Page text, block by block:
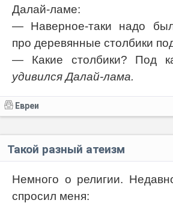
Далай-ламе:
— Наверное-таки надо
про деревянные столбики
— Какие столбики? Под
удивился Далай-лама.
Евреи
Такой разный атеизм
Немного о религии.
спросил меня: